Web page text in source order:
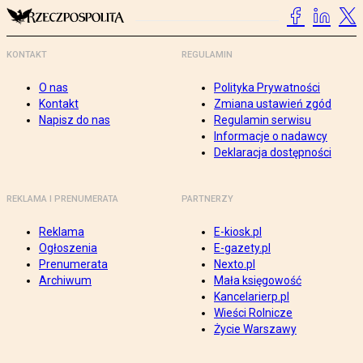
KONTAKT
O nas
Kontakt
Napisz do nas
REGULAMIN
Polityka Prywatności
Zmiana ustawień zgód
Regulamin serwisu
Informacje o nadawcy
Deklaracja dostępności
REKLAMA I PRENUMERATA
Reklama
Ogłoszenia
Prenumerata
Archiwum
PARTNERZY
E-kiosk.pl
E-gazety.pl
Nexto.pl
Mała księgowość
Kancelarierp.pl
Wieści Rolnicze
Życie Warszawy